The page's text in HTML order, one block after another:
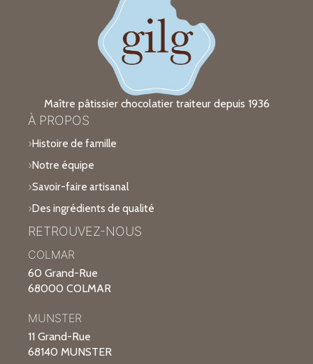
Maître pâtissier chocolatier traiteur depuis 1936
À PROPOS
Histoire de famille
Notre équipe
Savoir-faire artisanal
Des ingrédients de qualité
RETROUVEZ-NOUS
COLMAR
60 Grand-Rue
68000 COLMAR
MUNSTER
11 Grand-Rue
68140 MUNSTER